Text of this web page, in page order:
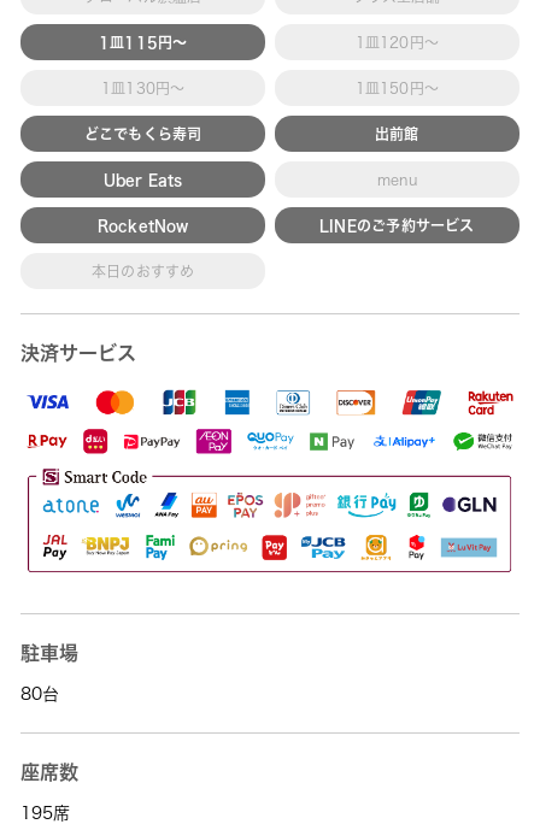
1皿115円～ 1皿120円～
1皿130円～ 1皿150円～
どこでもくら寿司 出前館
Uber Eats menu
RocketNow LINEのご予約サービス
本日のおすすめ
決済サービス
駐車場
80台
座席数
195席